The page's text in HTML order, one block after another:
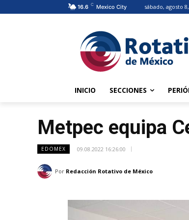
16.6 C Mexico City sábado, agosto
INICIO SECCIONES
Metpec equipa
EDOMEX 09.08.2022 16:26:00
Por Redacción Rotativo de México